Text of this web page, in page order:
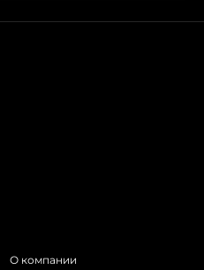
О компании